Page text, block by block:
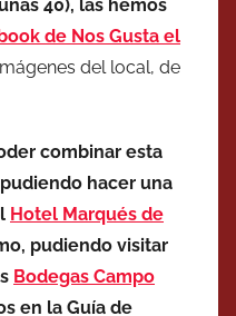
40), las hemos
de Nos Gusta el
del local, de
combinar esta
hacer una
Hotel Marqués de
pudiendo visitar
Bodegas Campo
en la Guía de